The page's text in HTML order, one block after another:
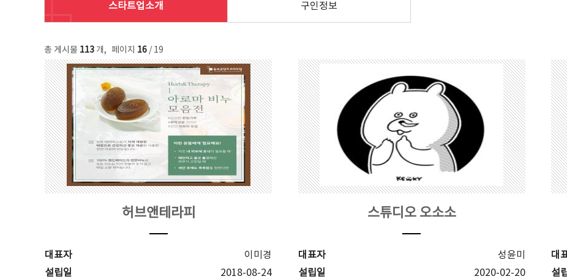
스타트업소개 구인정보
총 게시물 113 개, 페이지 16 / 19
허브앤테라피
대표자
이미경
설립일
2018-08-24
스튜디오 오소소
대표자
성윤미
설립일
2020-02-20
대
설